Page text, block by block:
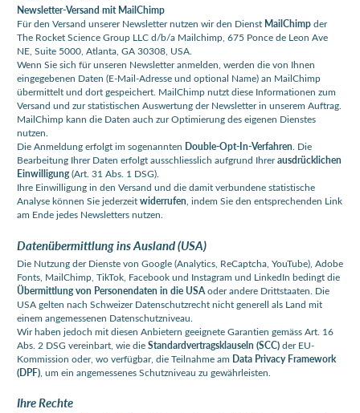
Newsletter-Versand mit MailChimp
Für den Versand unserer Newsletter nutzen wir den Dienst MailChimpder
The Rocket Science Group LLC d/b/a Mailchimp, 675 Ponce de Leon Ave
NE, Suite 5000, Atlanta, GA 30308, USA.
Wenn Sie sich für unseren Newsletter anmelden, werden die von Ihnen
eingegebenen Daten (E-Mail-Adresse und optional Name) an MailChimp
übermittelt und dort gespeichert. MailChimp nutzt diese Informationen zum
Versand und zur statistischen Auswertung der Newsletter in unserem Auftrag.
MailChimp kann die Daten auch zur Optimierung des eigenen Dienstes
nutzen.
Die Anmeldung erfolgt im sogenannten Double-Opt-In-Verfahren. Die
Bearbeitung Ihrer Daten erfolgt ausschliesslich aufgrund Ihrerausdrücklichen
Einwilligung(Art. 31 Abs. 1 DSG).
Ihre Einwilligung in den Versand und die damit verbundene statistische
Analyse können Sie jederzeitwiderrufen, indem Sie den entsprechenden Link
am Ende jedes Newsletters nutzen.
Datenübermittlung ins Ausland (USA)
Die Nutzung der Dienste von Google (Analytics, ReCaptcha, YouTube), Adobe
Fonts, MailChimp, TikTok, Facebook und Instagram und LinkedIn bedingt die
Übermittlung von Personendaten in die USAoder andere Drittstaaten. Die
USA gelten nach Schweizer Datenschutzrecht nicht generell als Land mit
einem angemessenen Datenschutzniveau.
Wir haben jedoch mit diesen Anbietern geeignete Garantien gemäss Art. 16
Abs. 2 DSG vereinbart, wie dieStandardvertragsklauseln (SCC)der EU-
Kommission oder, wo verfügbar, die Teilnahme am Data Privacy Framework
(DPF) , um ein angemessenes Schutzniveau zu gewährleisten.
Ihre Rechte